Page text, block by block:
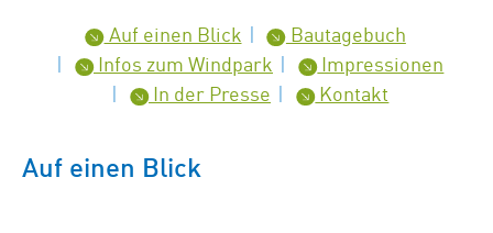
Auf einen Blick
Bautagebuch
Infos zum Windpark
Impressionen
In der Presse
Kontakt
Auf einen Blick